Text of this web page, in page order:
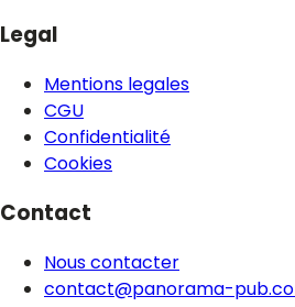
Legal
Mentions legales
CGU
Confidentialité
Cookies
Contact
Nous contacter
contact@panorama-